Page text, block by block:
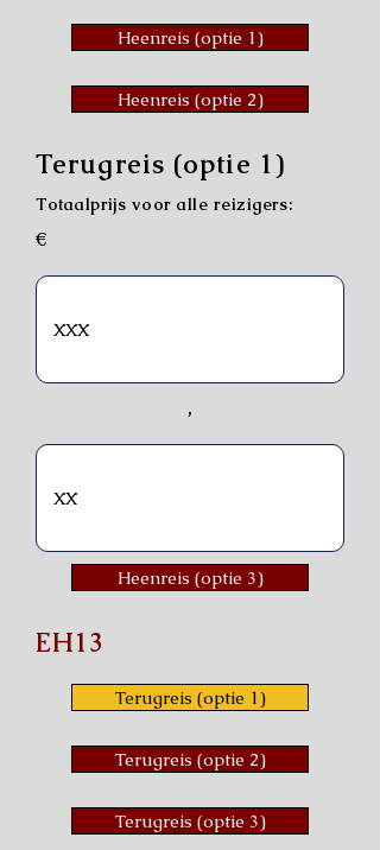
Heenreis (optie 1)
Heenreis (optie 2)
Terugreis (optie 1)
Totaalprijs voor alle reizigers:
€
,
Heenreis (optie 3)
EH13
Terugreis (optie 1)
Terugreis (optie 2)
Terugreis (optie 3)